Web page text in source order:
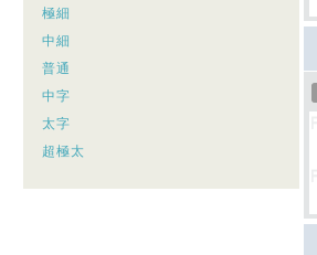
極細
中細
普通
中字
太字
超極太